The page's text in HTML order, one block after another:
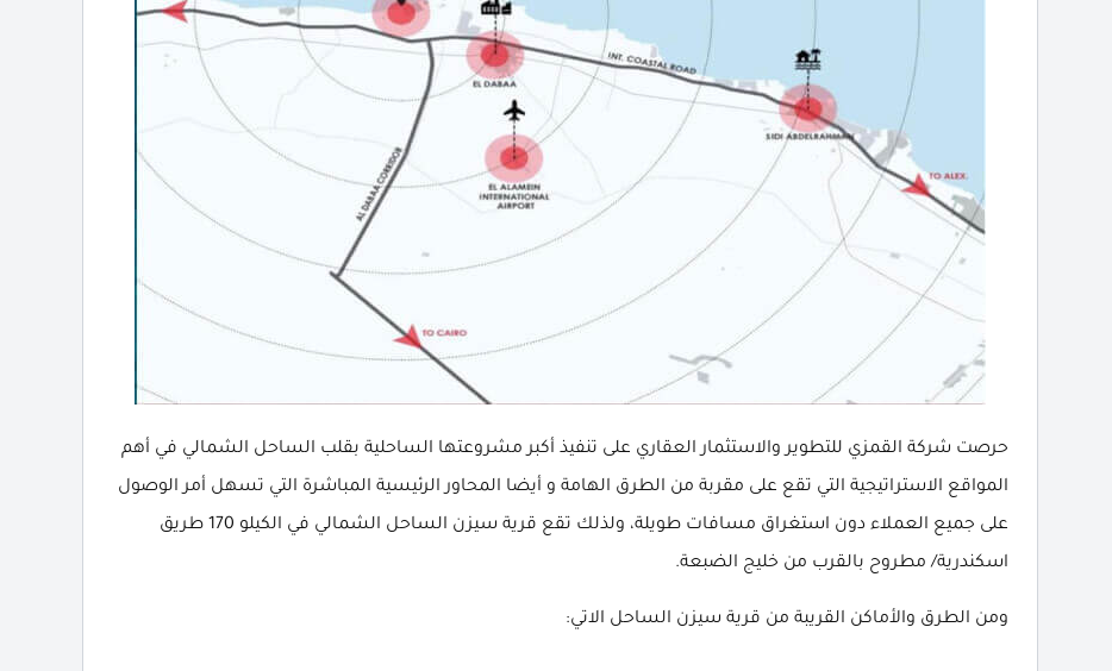
حرصت شركة القمزي للتطوير والاستثمار العقاري على تنفيذ أكبر مشروعتها الساحلية بقلب الساحل الشمالي في أهم
المواقع الاستراتيجية التي تقع على مقربة من الطرق الهامة و أيضا المحاور الرئيسية المباشرة التي تسهل أمر الوصول
على جميع العملاء دون استغراق مسافات طويلة، ولذلك تقع قرية سيزن الساحل الشمالي في الكيلو 170 طريق
اسكندرية/ مطروح بالقرب من خليج الضبعة.
ومن الطرق والأماكن القريبة من قرية سيزن الساحل الاتي: